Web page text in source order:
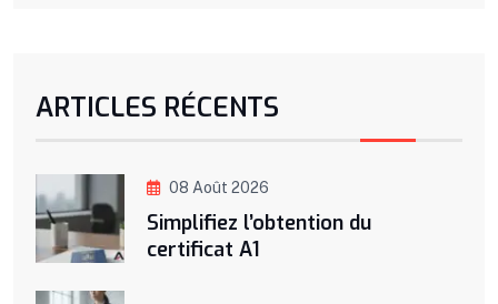
ARTICLES RÉCENTS
08 Août 2026
Simplifiez l’obtention du
certificat A1